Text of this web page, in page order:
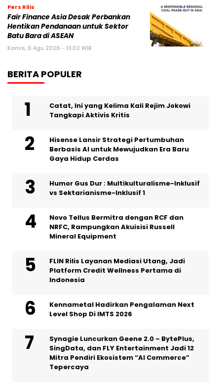
Pers Rilis
Fair Finance Asia Desak Perbankan
Hentikan Pendanaan untuk Sektor
Batu Bara di ASEAN
Kamis, 6 Agu 2026 - 13:02 WIB
BERITA POPULER
Catat, Ini yang Kelima Kali Rejim Jokowi
Tangkapi Aktivis Kritis
Hisense Lansir Strategi Pertumbuhan
Berbasis AI untuk Mewujudkan Era Baru
Gaya Hidup Cerdas
Humor Gus Dur : Multikulturalisme-Inklusif
vs Sektarianisme-Inklusif 1
Novo Tellus Bermitra dengan RCF dan
NRFC, Rampungkan Akuisisi Russell
Mineral Equipment
FLIN Rilis Layanan Mediasi Utang, Jadi
Platform Credit Wellness Pertama di
Indonesia
Kennametal Hadirkan Pengalaman Next
Level Shop Di IMTS 2026
Synagie Luncurkan Geene 2.0 – BytePlus,
SingData, dan FLY Entertainment Jadi 12
Mitra Pendiri Ekosistem “AI Commerce”
Tepercaya